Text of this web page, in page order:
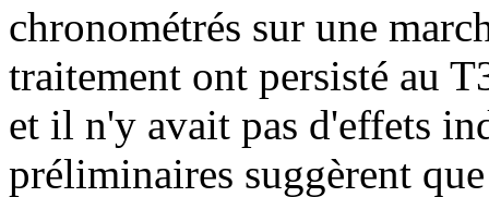
chronométrés sur une
traitement ont persisté au
et il n'y avait pas d'effets
préliminaires suggèrent